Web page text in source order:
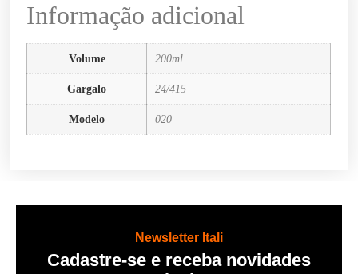
Informação adicional
Volume 200ml
Gargalo 24/415
Modelo 020
Newsletter Itali
Cadastre-se e receba novidades